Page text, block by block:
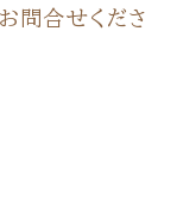
合せくださ